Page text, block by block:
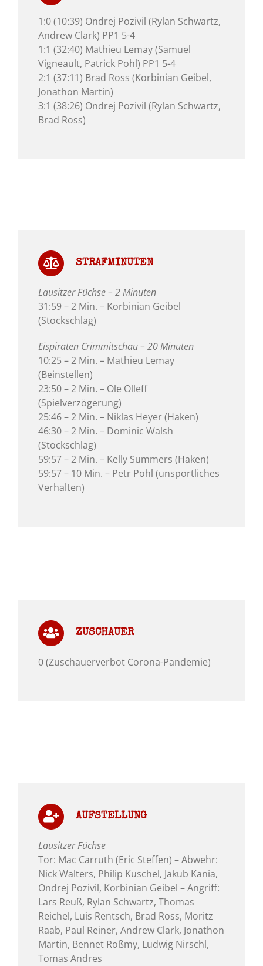
1:0 (10:39) Ondrej Pozivil (Rylan Schwartz,
Andrew Clark) PP1 5-4
1:1 (32:40) Mathieu Lemay (Samuel
Vigneault, Patrick Pohl) PP1 5-4
2:1 (37:11) Brad Ross (Korbinian Geibel,
Jonathon Martin)
3:1 (38:26) Ondrej Pozivil (Rylan Schwartz,
Brad Ross)
STRAFMINUTEN
Lausitzer Füchse – 2 Minuten
31:59 – 2 Min. – Korbinian Geibel
(Stockschlag)
Eispiraten Crimmitschau – 20 Minuten
10:25 – 2 Min. – Mathieu Lemay
(Beinstellen)
23:50 – 2 Min. – Ole Olleff
(Spielverzögerung)
25:46 – 2 Min. – Niklas Heyer (Haken)
46:30 – 2 Min. – Dominic Walsh
(Stockschlag)
59:57 – 2 Min. – Kelly Summers (Haken)
59:57 – 10 Min. – Petr Pohl (unsportliches
Verhalten)
ZUSCHAUER
0 (Zuschauerverbot Corona-Pandemie)
AUFSTELLUNG
Lausitzer Füchse
Tor: Mac Carruth (Eric Steffen) – Abwehr:
Nick Walters, Philip Kuschel, Jakub Kania,
Ondrej Pozivil, Korbinian Geibel – Angriff:
Lars Reuß, Rylan Schwartz, Thomas
Reichel, Luis Rentsch, Brad Ross, Moritz
Raab, Paul Reiner, Andrew Clark, Jonathon
Martin, Bennet Roßmy, Ludwig Nirschl,
Tomas Andres